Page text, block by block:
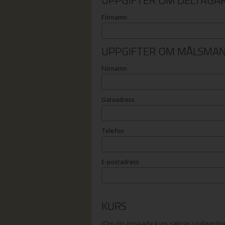
Förnamn
UPPGIFTER OM MÅLSMAN
Förnamn
Gatuadress
Telefon
E-postadress
KURS